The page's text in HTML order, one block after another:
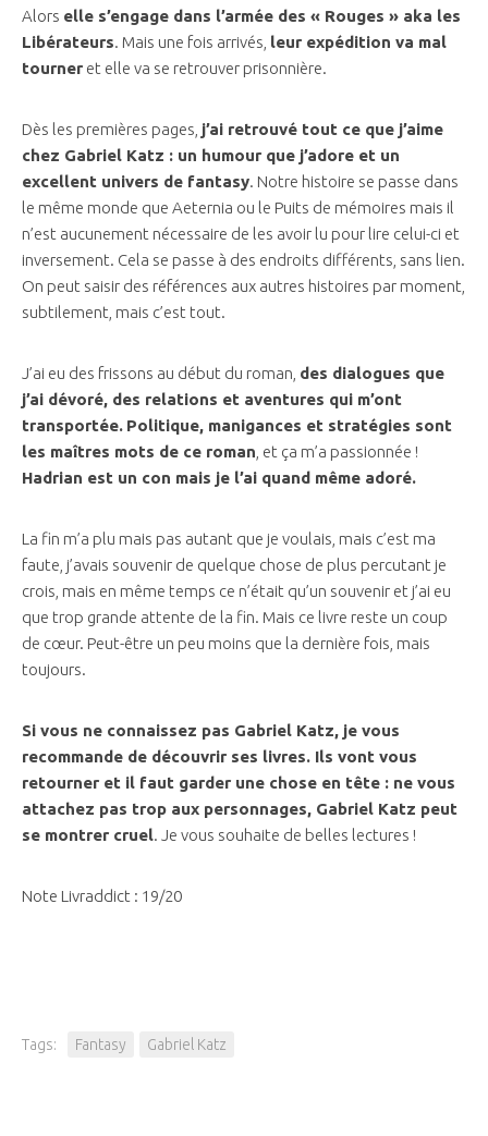
Alors elle s’engage dans l’armée des « Rouges » aka les
Libérateurs. Mais une fois arrivés, leur expédition va mal
tourner et elle va se retrouver prisonnière.
Dès les premières pages, j’ai retrouvé tout ce que j’aime
chez Gabriel Katz : un humour que j’adore et un
excellent univers de fantasy. Notre histoire se passe dans
le même monde que Aeternia ou le Puits de mémoires mais il
n’est aucunement nécessaire de les avoir lu pour lire celui-ci et
inversement. Cela se passe à des endroits différents, sans lien.
On peut saisir des références aux autres histoires par moment,
subtilement, mais c’est tout.
J’ai eu des frissons au début du roman, des dialogues que
j’ai dévoré, des relations et aventures qui m’ont
transportée. Politique, manigances et stratégies sont
les maîtres mots de ce roman , et ça m’a passionnée !
Hadrian est un con mais je l’ai quand même adoré.
La fin m’a plu mais pas autant que je voulais, mais c’est ma
faute, j’avais souvenir de quelque chose de plus percutant je
crois, mais en même temps ce n’était qu’un souvenir et j’ai eu
que trop grande attente de la fin. Mais ce livre reste un coup
de cœur. Peut-être un peu moins que la dernière fois, mais
toujours.
Si vous ne connaissez pas Gabriel Katz, je vous
recommande de découvrir ses livres. Ils vont vous
retourner et il faut garder une chose en tête : ne vous
attachez pas trop aux personnages, Gabriel Katz peut
se montrer cruel. Je vous souhaite de belles lectures !
Note Livraddict : 19/20
Tags: Fantasy Gabriel Katz